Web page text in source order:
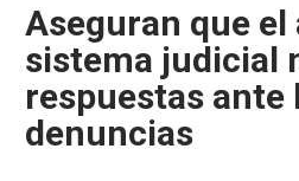
Aseguran que el
sistema judicial
respuestas ante
denuncias